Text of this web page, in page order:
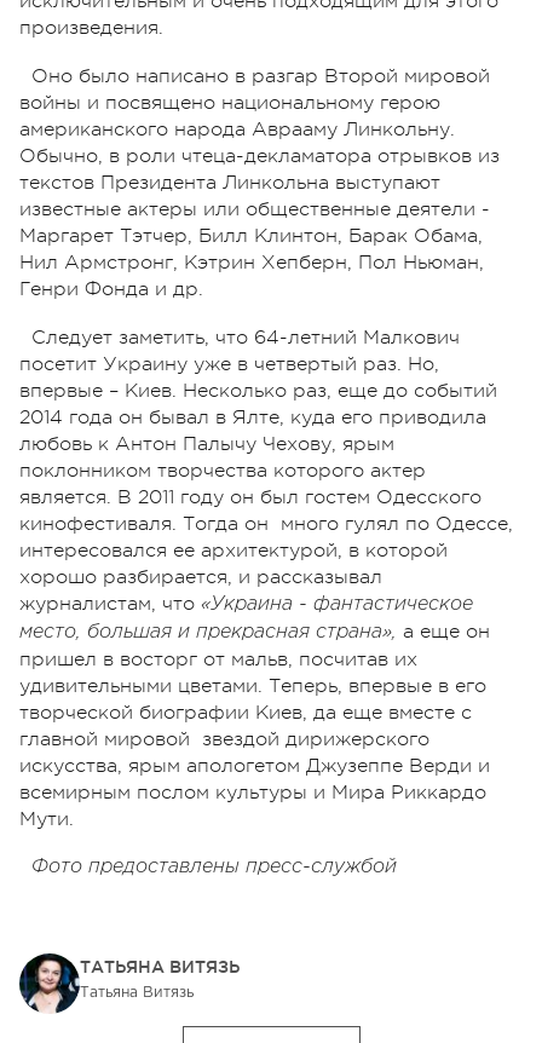
произведения.
Оно было написано в разгар Второй мировой
войны и посвящено национальному герою
американского народа Аврааму Линкольну.
Обычно, в роли чтеца-декламатора отрывков из
текстов Президента Линкольна выступают
известные актеры или общественные деятели -
Маргарет Тэтчер, Билл Клинтон, Барак Обама,
Нил Армстронг, Кэтрин Хепберн, Пол Ньюман,
Генри Фонда и др.
Следует заметить, что 64-летний Малкович
посетит Украину уже в четвертый раз. Но,
впервые – Киев. Несколько раз, еще до событий
2014 года он бывал в Ялте, куда его приводила
любовь к Антон Палычу Чехову, ярым
поклонником творчества которого актер
является. В 2011 году он был гостем Одесского
кинофестиваля. Тогда он много гулял по Одессе,
интересовался ее архитектурой, в которой
хорошо разбирается, и рассказывал
журналистам, что «Украина - фантастическое
место, большая и прекрасная страна», а еще он
пришел в восторг от мальв, посчитав их
удивительными цветами. Теперь, впервые в его
творческой биографии Киев, да еще вместе с
главной мировой звездой дирижерского
искусства, ярым апологетом Джузеппе Верди и
всемирным послом культуры и Мира Риккардо
Мути.
Фото предоставлены пресс-службой
ТАТЬЯНА ВИТЯЗЬ
Татьяна Витязь